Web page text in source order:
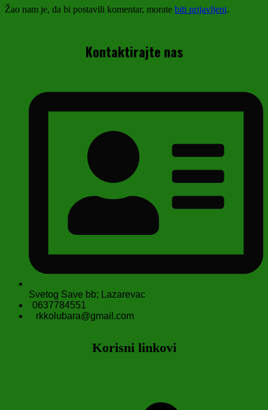
Žao nam je, da bi postavili komentar, morate biti prijavljeni.
Kontaktirajte nas
Svetog Save bb; Lazarevac
0637784551
rkkolubara@gmail.com
Korisni linkovi